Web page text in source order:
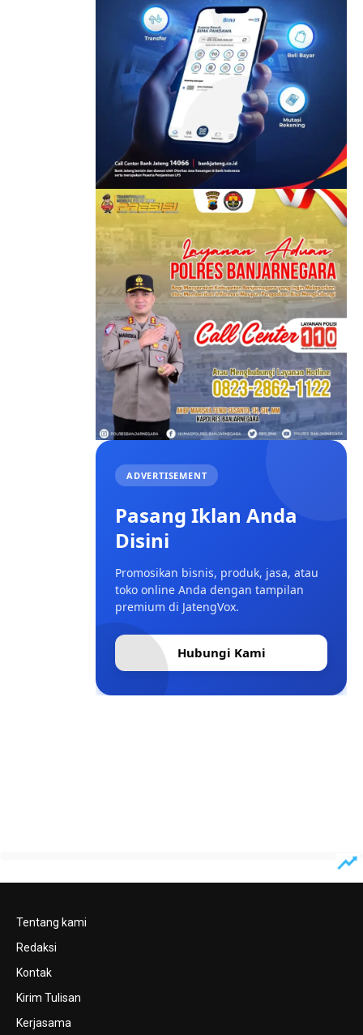
ADVERTISEMENT
Pasang Iklan Anda
Disini
Promosikan bisnis, produk, jasa, atau
toko online Anda dengan tampilan
premium di JatengVox.
Hubungi Kami
Tentang kami
Redaksi
Kontak
Kirim Tulisan
Kerjasama